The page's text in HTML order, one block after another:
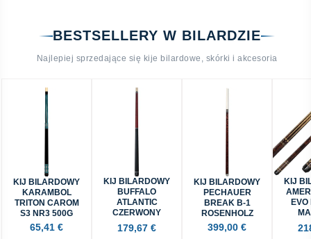
BESTSELLERY W BILARDZIE
Najlepiej sprzedające się kije bilardowe, skórki i akcesoria
KIJ BILARDOWY
KARAMBOL
TRITON CAROM
S3 NR3 500G
65,41 €
KIJ BILARDOWY
BUFFALO
ATLANTIC
CZERWONY
19OZ 13MM
179,67 €
KIJ BILARDOWY
PECHAUER
BREAK B-1
ROSENHOLZ
399,00 €
KIJ
EVO